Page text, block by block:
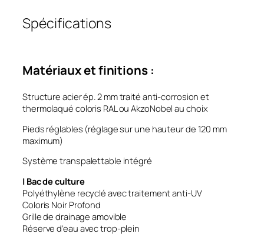
Spécifications
Matériaux et finitions :
Structure acier ép. 2 mm traité anti-corrosion et
thermolaqué coloris RAL ou AkzoNobel au choix
Pieds réglables (réglage sur une hauteur de 120 mm
maximum)
Système transpalettable intégré
| Bac de culture
Polyéthylène recyclé avec traitement anti-UV
Coloris Noir Profond
Grille de drainage amovible
Réserve d’eau avec trop-plein